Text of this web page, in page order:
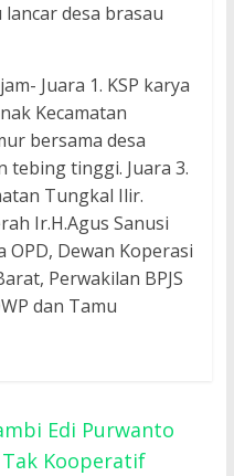
lancar desa brasau
Juara 1. KSP karya
Kecamatan
bersama desa
tebing tinggi. Juara 3.
Tungkal Ilir.
Ir.H.Agus Sanusi
OPD, Dewan Koperasi
Perwakilan BPJS
dan Tamu
Edi Purwanto
Tak Kooperatif